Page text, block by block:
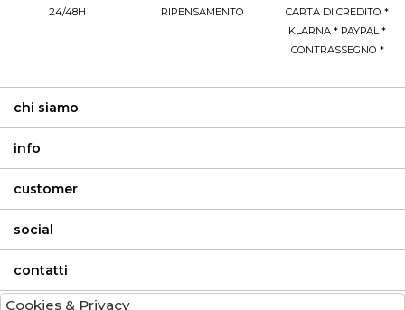
24/48H
RIPENSAMENTO
CARTA DI CREDITO *
KLARNA * PAYPAL *
CONTRASSEGNO *
chi siamo
info
customer
social
contatti
Cookies & Privacy